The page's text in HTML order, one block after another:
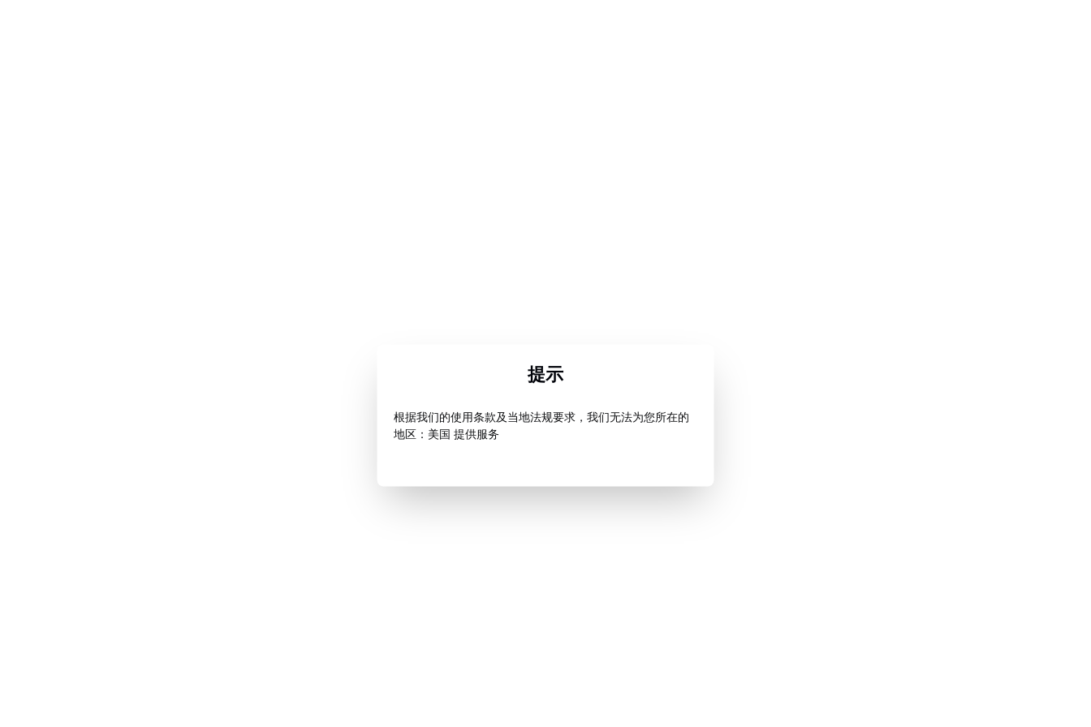
提示
根据我们的使用条款及当地法规要求，我们无法为您所在的
地区：美国 提供服务